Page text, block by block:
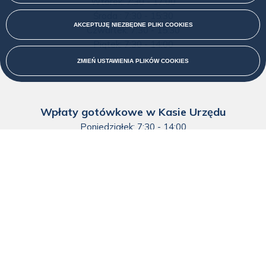
Czwartek: 7:30 - 15:30
Piątek: 7:30 - 14:00
Wpłaty gotówkowe w Kasie Urzędu
Poniedziałek: 7:30 - 14:00
AKCEPTUJĘ NIEZBĘDNE PLIKI COOKIES
ZMIEŃ USTAWIENIA PLIKÓWCOOKIES